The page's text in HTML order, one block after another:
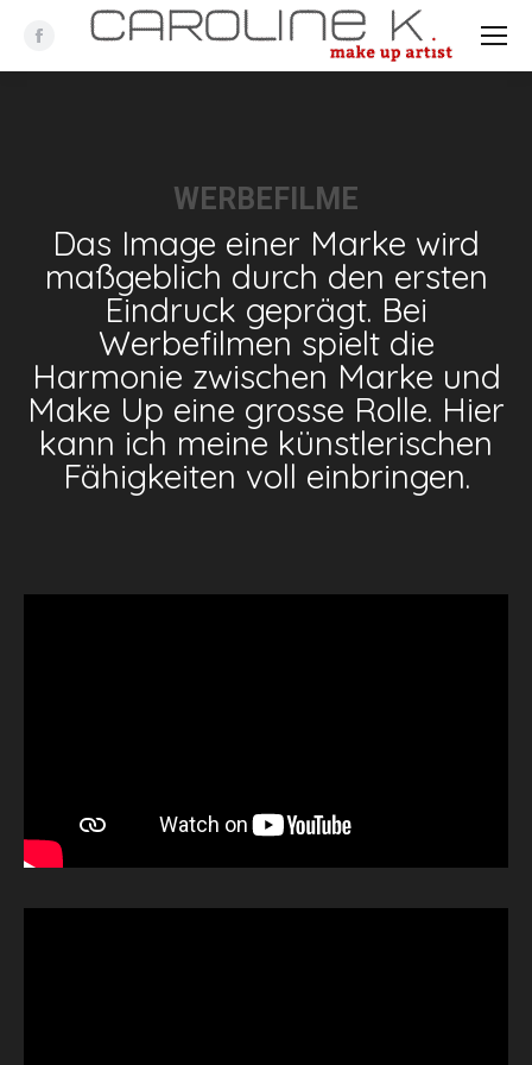
Facebook
WERBEFILME
Das Image einer Marke wird
maßgeblich durch den ersten
Eindruck geprägt. Bei
Werbefilmen spielt die
Harmonie zwischen Marke und
Make Up eine grosse Rolle. Hier
kann ich meine künstlerischen
Fähigkeiten voll einbringen.